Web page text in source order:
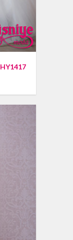
HY1417